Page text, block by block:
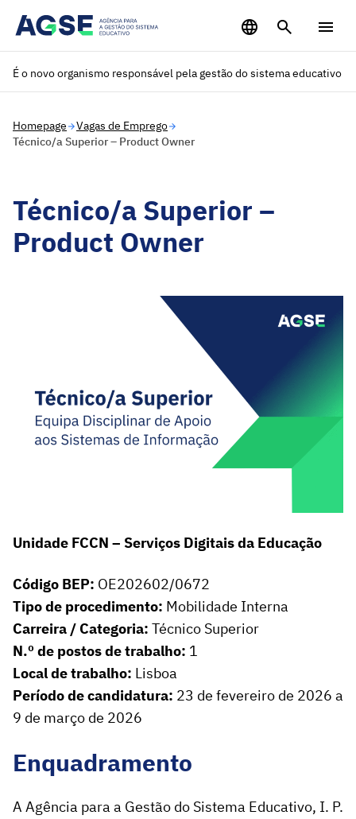
É o novo organismo responsável pela gestão do sistema educativo
Homepage
Vagas de Emprego
Técnico/a Superior – Product Owner
Técnico/a Superior –
Product Owner
Unidade FCCN – Serviços Digitais da Educação
Código BEP: OE202602/0672
Tipo de procedimento: Mobilidade Interna
Carreira / Categoria: Técnico Superior
N.º de postos de trabalho: 1
Local de trabalho: Lisboa
Período de candidatura: 23 de fevereiro de 2026 a
9 de março de 2026
Enquadramento
A Agência para a Gestão do Sistema Educativo, I. P.